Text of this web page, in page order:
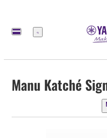
Menü
Manu Katché